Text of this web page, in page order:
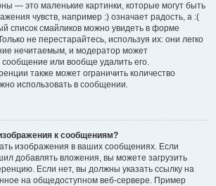
— это маленькие картинки, которые могут быть
чувств, например :) означает радость, а :(
список смайликов можно увидеть в форме
не перестарайтесь, используя их: они легко
нечитаемым, и модератор может
или вообще удалить его.
также может ограничить количество
использовать в сообщении.
к сообщениям?
изображения в ваших сообщениях. Если
добавлять вложения, вы можете загрузить
Если нет, вы должны указать ссылку на
на общедоступном веб-сервере. Пример